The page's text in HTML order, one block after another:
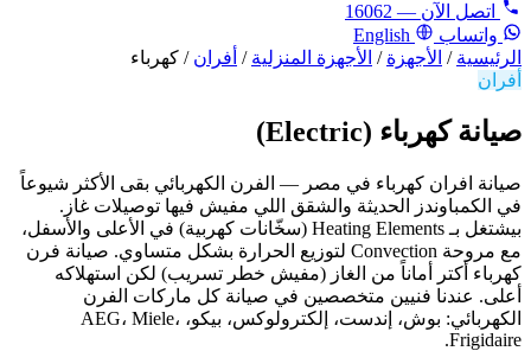
اتصل الآن — 16062
واتساب
English
الرئيسية / الأجهزة / الأجهزة المنزلية / أفران / كهرباء
أفران
صيانة كهرباء (Electric)
صيانة افران كهرباء في مصر — الفرن الكهربائي بقى الأكثر شيوعاً
في الكمباوندز الحديثة والشقق اللي مفيش فيها توصيلات غاز.
بيشتغل بـ Heating Elements (سخّانات كهربية) في الأعلى والأسفل،
مع مروحة Convection لتوزيع الحرارة بشكل متساوي. صيانة فرن
كهرباء أكتر أماناً من الغاز (مفيش خطر تسريب) لكن استهلاكه
أعلى. عندنا فنيين متخصصين في صيانة كل ماركات الفرن
الكهربائي: بوش، إندست، إلكترولوكس، بيكو، AEG، Miele،
Frigidaire.